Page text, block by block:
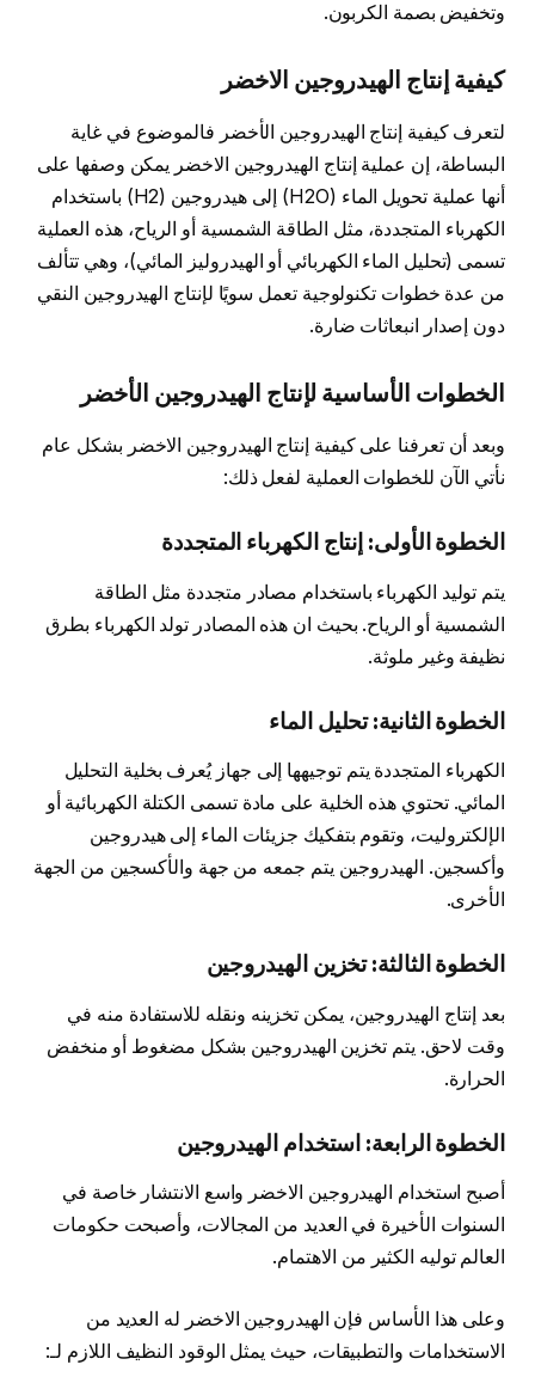
وتخفيض بصمة الكربون.
كيفية إنتاج الهيدروجين الاخضر
لتعرف كيفية إنتاج الهيدروجين الأخضر فالموضوع في غاية
البساطة، إن عملية إنتاج الهيدروجين الاخضر يمكن وصفها على
أنها عملية تحويل الماء (H2O) إلى هيدروجين (H2) باستخدام
الكهرباء المتجددة، مثل الطاقة الشمسية أو الرياح، هذه العملية
تسمى (تحليل الماء الكهربائي أو الهيدروليز المائي)، وهي تتألف
من عدة خطوات تكنولوجية تعمل سويًا لإنتاج الهيدروجين النقي
دون إصدار انبعاثات ضارة.
الخطوات الأساسية لإنتاج الهيدروجين الأخضر
وبعد أن تعرفنا على كيفية إنتاج الهيدروجين الاخضر بشكل عام
نأتي الآن للخطوات العملية لفعل ذلك:
الخطوة الأولى: إنتاج الكهرباء المتجددة
يتم توليد الكهرباء باستخدام مصادر متجددة مثل الطاقة
الشمسية أو الرياح. بحيث ان هذه المصادر تولد الكهرباء بطرق
نظيفة وغير ملوثة.
الخطوة الثانية: تحليل الماء
الكهرباء المتجددة يتم توجيهها إلى جهاز يُعرف بخلية التحليل
المائي. تحتوي هذه الخلية على مادة تسمى الكتلة الكهربائية أو
الإلكتروليت، وتقوم بتفكيك جزيئات الماء إلى هيدروجين
وأكسجين. الهيدروجين يتم جمعه من جهة والأكسجين من الجهة
الأخرى.
الخطوة الثالثة: تخزين الهيدروجين
بعد إنتاج الهيدروجين، يمكن تخزينه ونقله للاستفادة منه في
وقت لاحق. يتم تخزين الهيدروجين بشكل مضغوط أو منخفض
الحرارة.
الخطوة الرابعة: استخدام الهيدروجين
أصبح استخدام الهيدروجين الاخضر واسع الانتشار خاصة في
السنوات الأخيرة في العديد من المجالات، وأصبحت حكومات
العالم توليه الكثير من الاهتمام.
وعلى هذا الأساس فإن الهيدروجين الاخضر له العديد من
الاستخدامات والتطبيقات، حيث يمثل الوقود النظيف اللازم لـ: